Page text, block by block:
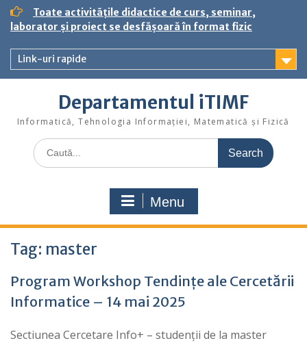
o
Toate activitățile didactice de curs, seminar,
laborator și proiect se desfășoară în format fizic
Link-uri rapide
Departamentul iTIMF
Informatică, Tehnologia Informației, Matematică și Fizică
S
e
f
o
r
Menu
Tag: master
Program Workshop Tendințe ale Cercetării
Informatice – 14 mai 2025
Sectiunea Cercetare Info+ – studenții de la master